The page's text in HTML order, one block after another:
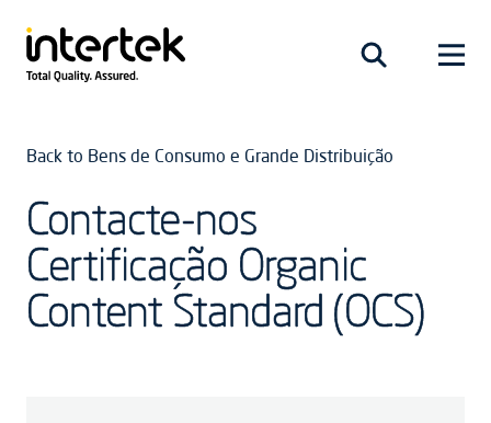
Back to Bens de Consumo e Grande Distribuição
Contacte-nos
Certificação Organic
Content Standard (OCS)